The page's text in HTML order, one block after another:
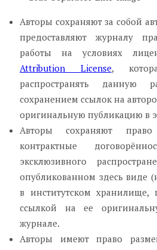
Авторы сохраняют за собой
предоставляют журналу
работы на условиях
Attribution License,
распространять данную
сохранением ссылок на
оригинальную публикацию в
Авторы сохраняют право
контрактные
эксклюзивного
опубликованном здесь виде
в институтском
ссылкой на ее
журнале.
Авторы имеют право